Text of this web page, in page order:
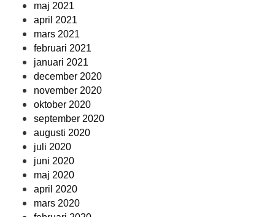
maj 2021
april 2021
mars 2021
februari 2021
januari 2021
december 2020
november 2020
oktober 2020
september 2020
augusti 2020
juli 2020
juni 2020
maj 2020
april 2020
mars 2020